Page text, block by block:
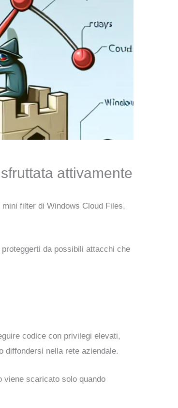
attivamente
filter di Windows Cloud Files,
da possibili attacchi che
codice con privilegi elevati,
nella rete aziendale.
viene scaricato solo quando